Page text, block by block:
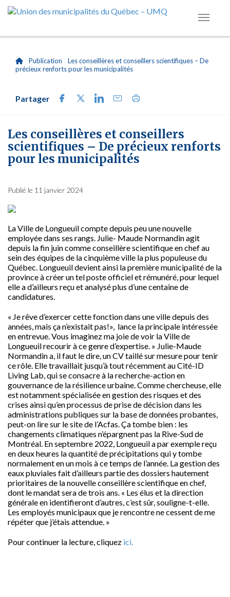
Publication
Les conseillères et conseillers scientifiques – De
précieux renforts pour les municipalités
Partager
Les conseillères et conseillers
scientifiques – De précieux renforts
pour les municipalités
Publié le 11 janvier 2024
La Ville de Longueuil compte depuis peu une nouvelle
employée dans ses rangs. Julie- Maude Normandin agit
depuis la fin juin comme conseillère scientifique en chef au
sein des équipes de la cinquième ville la plus populeuse du
Québec. Longueuil devient ainsi la première municipalité de la
province à créer un tel poste officiel et rémunéré, pour lequel
elle a d’ailleurs reçu et analysé plus d’une centaine de
candidatures.
« Je rêve d’exercer cette fonction dans une ville depuis des
années, mais ça n’existait pas!», lance la principale intéressée
en entrevue. Vous imaginez ma joie de voir la Ville de
Longueuil recourir à ce genre d’expertise. » Julie-Maude
Normandin a, il faut le dire, un CV taillé sur mesure pour tenir
ce rôle. Elle travaillait jusqu’à tout récemment au Cité-ID
Living Lab, qui se consacre à la recherche-action en
gouvernance de la résilience urbaine. Comme chercheuse, elle
est notamment spécialisée en gestion des risques et des
crises ainsi qu’en processus de prise de décision dans les
administrations publiques sur la base de données probantes,
peut-on lire sur le site de l’Acfas. Ça tombe bien : les
changements climatiques n’épargnent pas la Rive-Sud de
Montréal. En septembre 2022, Longueuil a par exemple reçu
en deux heures la quantité de précipitations qui y tombe
normalement en un mois à ce temps de l’année. La gestion des
eaux pluviales fait d’ailleurs partie des dossiers hautement
prioritaires de la nouvelle conseillère scientifique en chef,
dont le mandat sera de trois ans. « Les élus et la direction
générale en identifieront d’autres, c’est sûr, souligne-t-elle.
Les employés municipaux que je rencontre ne cessent de me
répéter que j’étais attendue. »
Pour continuer la lecture, cliquez ici.